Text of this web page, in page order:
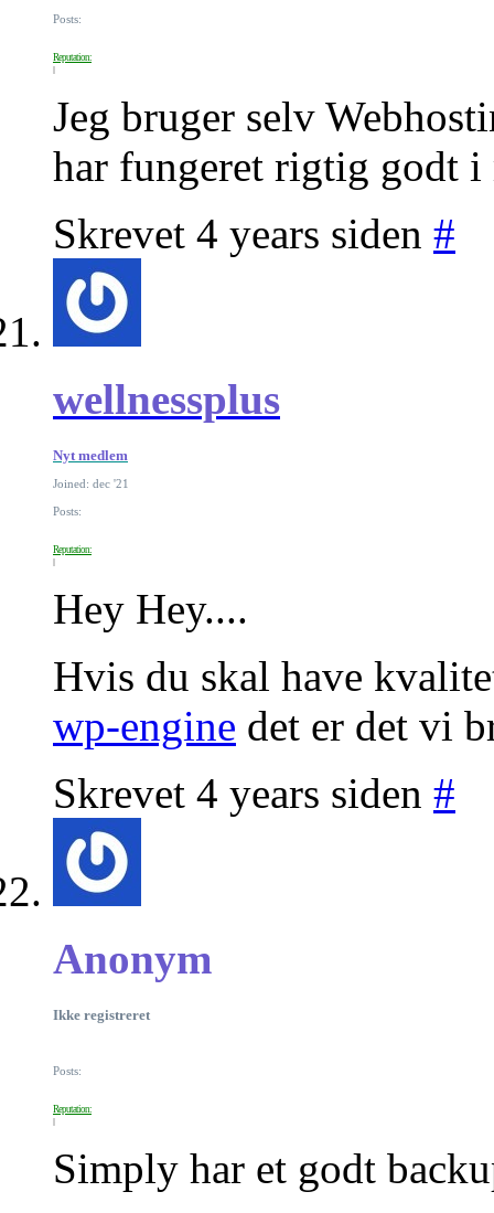
Posts:
Reputation:
Jeg bruger selv
har fungeret rigtig godt i
Skrevet 4 years siden #
wellnessplus
Nyt medlem
Joined: dec '21
Posts:
Reputation:
Hey Hey....
Hvis du skal have
wp-engine det er det vi
Skrevet 4 years siden #
Anonym
Ikke registreret
Posts:
Reputation:
Simply har et godt